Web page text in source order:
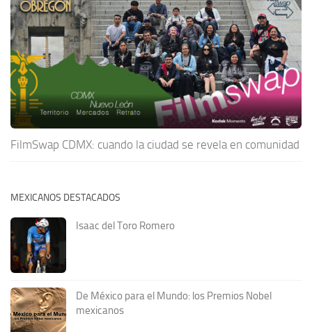
FilmSwap CDMX: cuando la ciudad se revela en comunidad
MEXICANOS DESTACADOS
Isaac del Toro Romero
De México para el Mundo: los Premios Nobel
mexicanos